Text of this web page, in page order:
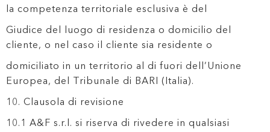
la competenza territoriale esclusiva è del
Giudice del luogo di residenza o domicilio del
cliente, o nel caso il cliente sia residente o
domiciliato in un territorio al di fuori dell’Unione
Europea, del Tribunale di BARI (Italia).
10. Clausola di revisione
10.1 A&F s.r.l. si riserva di rivedere in qualsiasi